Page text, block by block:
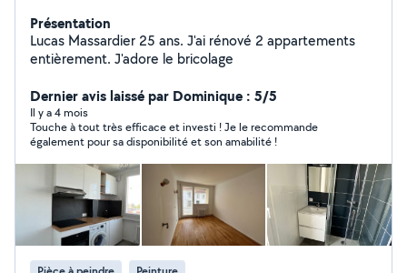
Présentation
Lucas Massardier 25 ans. J'ai rénové 2 appartements
entièrement. J'adore le bricolage
Dernier avis laissé par Dominique : 5/5
Il y a 4 mois
Touche à tout très efficace et investi ! Je le recommande
également pour sa disponibilité et son amabilité !